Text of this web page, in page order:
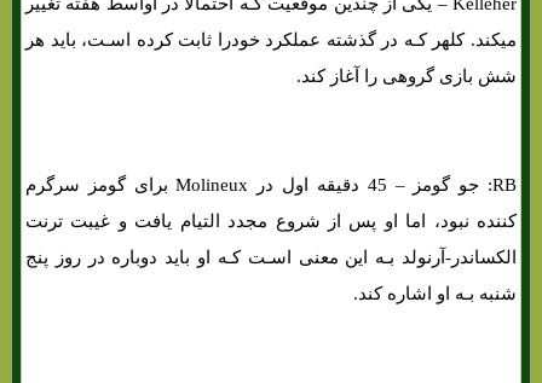
Kelleher – یکی از چندین موقعیت کـه احتمالاً در اواسط هفته تغییر
میکند. کلهر کـه در گذشته عملکرد خودرا ثابت کرده اسـت، باید هر
شش بازی گروهی را آغاز کند.
RB: جو گومز – 45 دقیقه اول در Molineux برای گومز سرگرم
کننده نبود، اما او پس از شروع مجدد التیام یافت و غیبت ترنت
الکساندر-آرنولد بـه این معنی اسـت کـه او باید دوباره در روز پنج
شنبه بـه او اشاره کند.